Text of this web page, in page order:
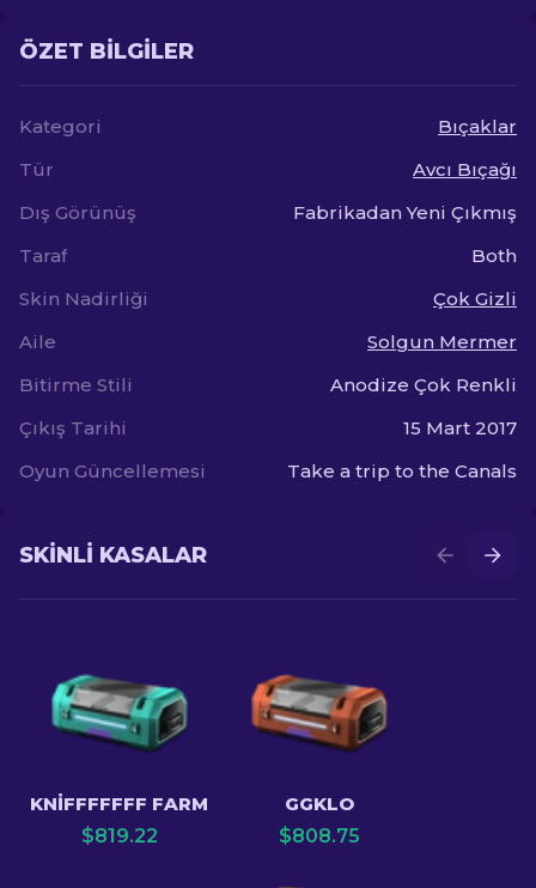
ÖZET BILGILER
Kategori
Bıçaklar
Tür
Avcı Bıçağı
Dış Görünüş
Fabrikadan Yeni Çıkmış
Taraf
Both
Skin Nadirliği
Çok Gizli
Aile
Solgun Mermer
Bitirme Stili
Anodize Çok Renkli
Çıkış Tarihi
15 Mart 2017
Oyun Güncellemesi
Take a trip to the Canals
SKINLI KASALAR
KNIFFFFFFF FARM
$819.22
GGKLO
$808.75